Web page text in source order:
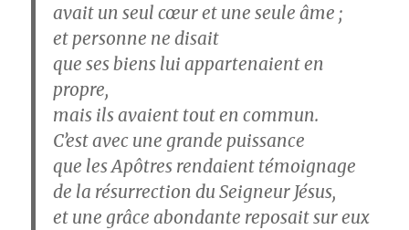
avait un seul cœur et une seule âme ;
et personne ne disait
que ses biens lui appartenaient en
propre,
mais ils avaient tout en commun.
C’est avec une grande puissance
que les Apôtres rendaient témoignage
de la résurrection du Seigneur Jésus,
et une grâce abondante reposait sur eux